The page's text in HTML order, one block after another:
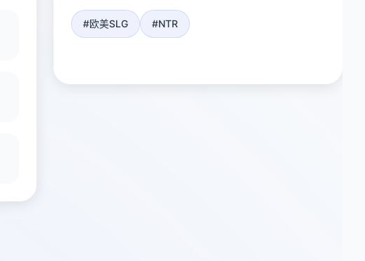
#欧美SLG #NTR